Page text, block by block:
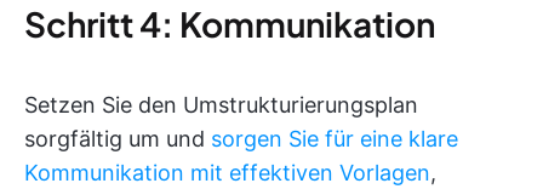
Schritt 4: Kommunikation
Setzen Sie den Umstrukturierungsplan
sorgfältig um und sorgen Sie für eine klare
Kommunikation mit effektiven Vorlagen,